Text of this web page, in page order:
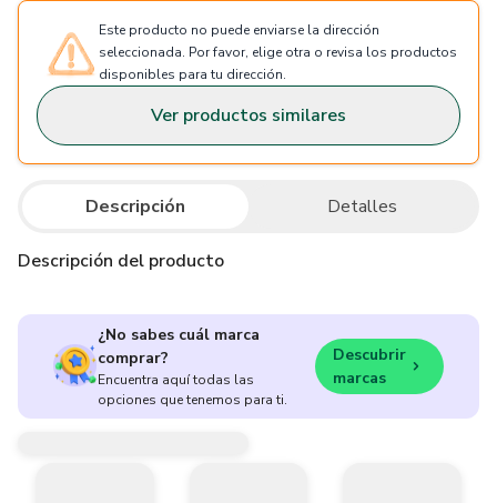
Este producto no puede enviarse la dirección
seleccionada. Por favor, elige otra o revisa los productos
disponibles para tu dirección.
Ver productos similares
Descripción Detalles
Descripción del producto
¿No sabes cuál marca
comprar?
Encuentra aquí todas las
opciones que tenemos para ti.
Descubrir
marcas